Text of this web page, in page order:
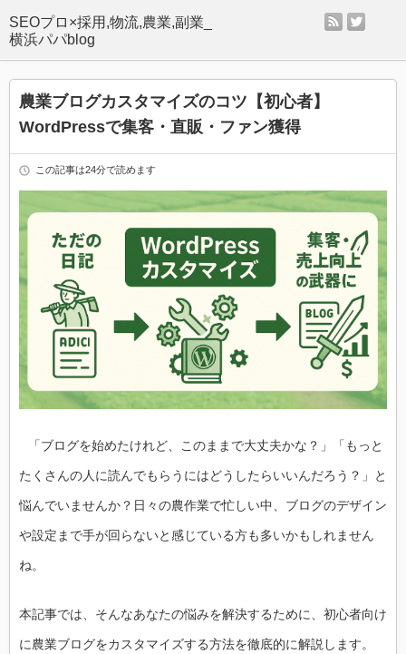
SEOプロ×採用,物流,農業,副業_
横浜パパblog
rss
農業ブログカスタマイズのコツ【初心者】
WordPressで集客・直販・ファン獲得
この記事は24分で読めます
「ブログを始めたけれど、このままで大丈夫かな？」「もっと
たくさんの人に読んでもらうにはどうしたらいいんだろう？」と
悩んでいませんか？日々の農作業で忙しい中、ブログのデザイン
や設定まで手が回らないと感じている方も多いかもしれません
ね。
本記事では、そんなあなたの悩みを解決するために、初心者向け
に農業ブログをカスタマイズする方法を徹底的に解説します。